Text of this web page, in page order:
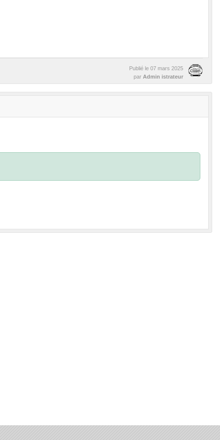
Publié le 07 mars 2025
par Admin istrateur